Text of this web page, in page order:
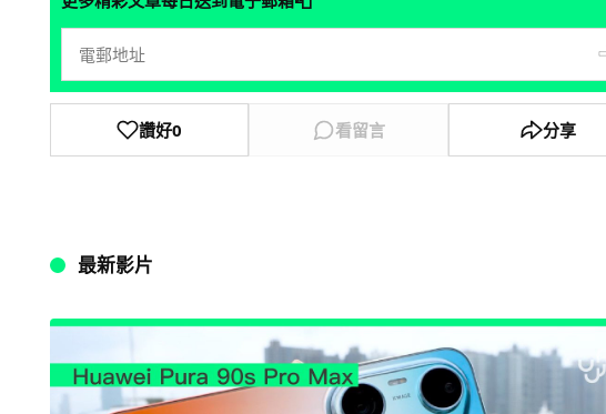
讚好0 看留言 分享
最新影片